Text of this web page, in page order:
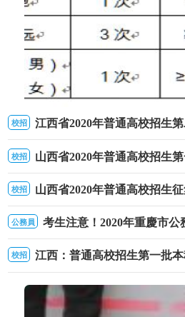
吉林省2020年公安普通高
校招 江西省2020年普通高校招生
校招 山西省2020年普通高校招生
校招 山西省2020年普通高校招生
公務員 考生注意！2020年重慶市公
校招 江西：普通高校招生第一批